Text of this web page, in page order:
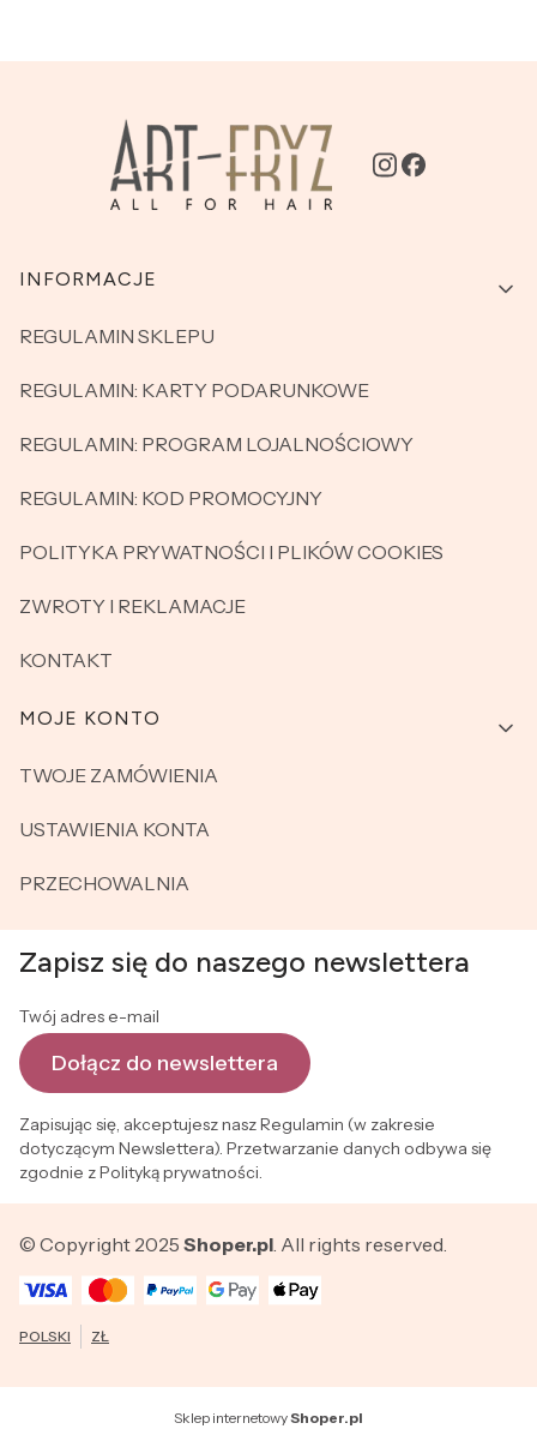
Linki w stopce
INFORMACJE
REGULAMIN SKLEPU
REGULAMIN: KARTY PODARUNKOWE
REGULAMIN: PROGRAM LOJALNOŚCIOWY
REGULAMIN: KOD PROMOCYJNY
POLITYKA PRYWATNOŚCI I PLIKÓW COOKIES
ZWROTY I REKLAMACJE
KONTAKT
MOJE KONTO
TWOJE ZAMÓWIENIA
USTAWIENIA KONTA
PRZECHOWALNIA
Zapisz się do naszego newslettera
Twój adres e-mail
Dołącz do newslettera
Zapisując się, akceptujesz nasz Regulamin (w zakresie
dotyczącym Newslettera). Przetwarzanie danych odbywa się
zgodnie z Polityką prywatności.
© Copyright 2025 Shoper.pl. All rights reserved.
POLSKI ZŁ
Sklep internetowyShoper.pl